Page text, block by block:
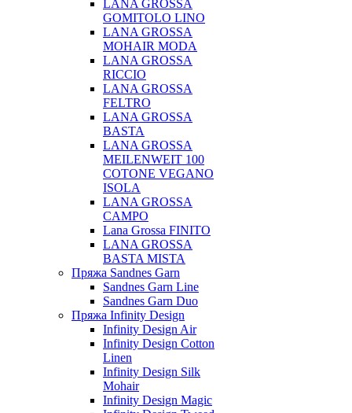
LANA GROSSA
GOMITOLO LINO
LANA GROSSA
MOHAIR MODA
LANA GROSSA
RICCIO
LANA GROSSA
FELTRO
LANA GROSSA
BASTA
LANA GROSSA
MEILENWEIT 100
COTONE VEGANO
ISOLA
LANA GROSSA
CAMPO
Lana Grossa FINITO
LANA GROSSA
BASTA MISTA
Пряжа Sandnes Garn
Sandnes Garn Line
Sandnes Garn Duo
Пряжа Infinity Design
Infinity Design Air
Infinity Design Cotton
Linen
Infinity Design Silk
Mohair
Infinity Design Magic